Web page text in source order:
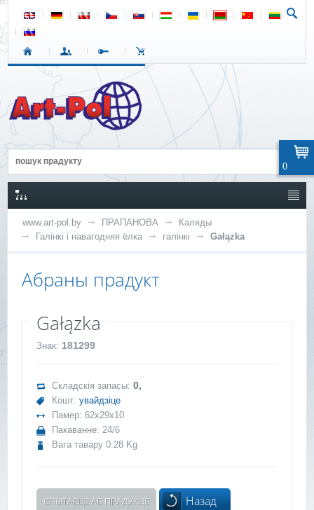
www.art-pol.by ПРАПАНОВА
Каляды
Галінкі і навагодняя ёлка
галінкі Gałązka
Абраны прадукт
Gałązka
Знак: 181299
Складскія запасы:0,
Кошт:увайдзіце
Памер: 62x29x10
Пакаванне: 24/6
Вага тавару 0.28 Kg
СПЫТАЕЦЕ АБ ПРАДУКЦЕ Назад
0